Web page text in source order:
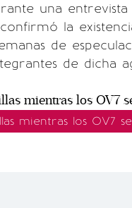
una
la
de
de dicha
mientras los OV7